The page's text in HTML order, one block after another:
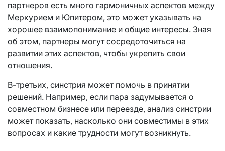
партнеров есть много гармоничных аспектов между
Меркурием и Юпитером, это может указывать на
хорошее взаимопонимание и общие интересы. Зная
об этом, партнеры могут сосредоточиться на
развитии этих аспектов, чтобы укрепить свои
отношения.
В-третьих, синстрия может помочь в принятии
решений. Например, если пара задумывается о
совместном бизнесе или переезде, анализ синстрии
может показать, насколько они совместимы в этих
вопросах и какие трудности могут возникнуть.